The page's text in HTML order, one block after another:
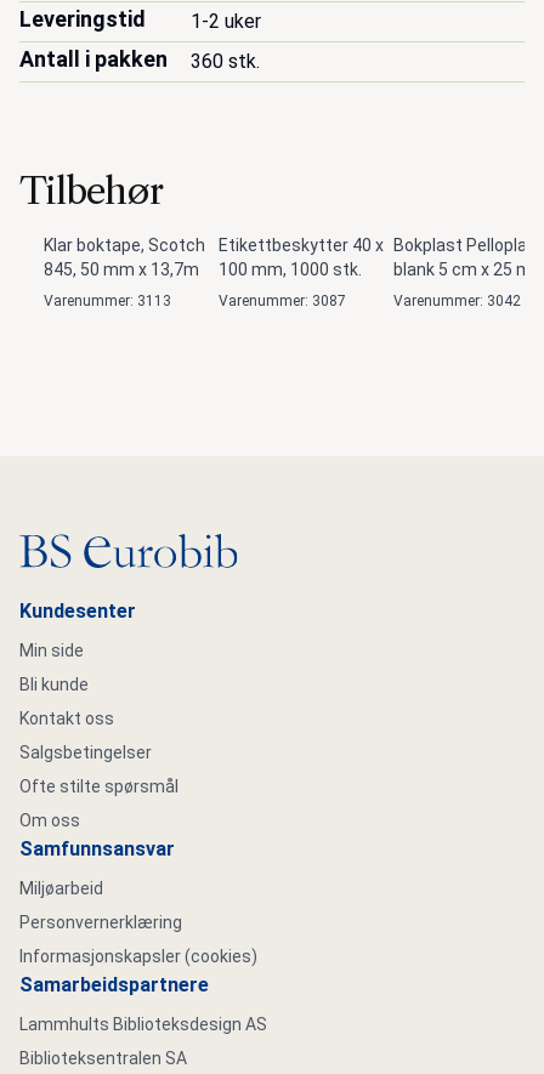
Leveringstid 1-2 uker
Antall i pakken 360 stk.
Tilbehør
Klar boktape, Scotch
845, 50 mm x 13,7m
Varenummer: 3113
Etikettbeskytter 40 x
100 mm, 1000 stk.
Varenummer: 3087
Bokplast
blank 5 cm x 25 m
Varenummer: 3042
Gå til hovedsiden
Kundesenter
Min side
Bli kunde
Kontakt oss
Salgsbetingelser
Ofte stilte spørsmål
Om oss
Samfunnsansvar
Miljøarbeid
Personvernerklæring
Informasjonskapsler (cookies)
Samarbeidspartnere
Lammhults Biblioteksdesign AS
Biblioteksentralen SA